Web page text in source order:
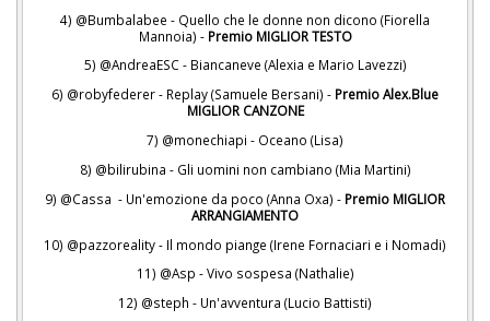
4) @Bumbalabee - Quello che le donne non dicono (Fiorella
Mannoia) - Premio MIGLIOR TESTO
5) @AndreaESC - Biancaneve (Alexia e Mario Lavezzi)
6) @robyfederer - Replay (Samuele Bersani) - Premio Alex.Blue
MIGLIOR CANZONE
7) @monechiapi - Oceano (Lisa)
8) @bilirubina - Gli uomini non cambiano (Mia Martini)
9) @Cassa - Un'emozione da poco (Anna Oxa) - Premio MIGLIOR
ARRANGIAMENTO
10) @pazzoreality - Il mondo piange (Irene Fornaciari e i Nomadi)
11) @Asp - Vivo sospesa (Nathalie)
12) @steph - Un'avventura (Lucio Battisti)